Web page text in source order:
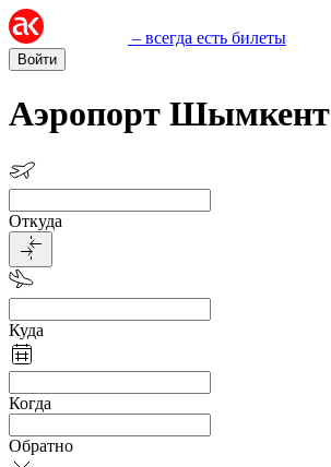
– всегда есть билеты
Войти
Аэропорт Шымкент
Откуда
Куда
Когда
Обратно